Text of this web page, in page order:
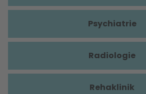
Psychiatrie
Radiologie
Rehaklinik